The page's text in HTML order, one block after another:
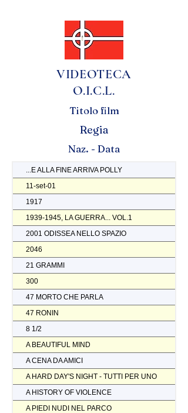
VIDEOTECA
O.I.C.L.
Titolo film
Regia
Naz. - Data
...E ALLA FINE ARRIVA POLLY
11-set-01
1917
1939-1945, LA GUERRA... VOL.1
2001 ODISSEA NELLO SPAZIO
2046
21 GRAMMI
300
47 MORTO CHE PARLA
47 RONIN
8 1/2
A BEAUTIFUL MIND
A CENA DA AMICI
A HARD DAY'S NIGHT - TUTTI PER UNO
A HISTORY OF VIOLENCE
A PIEDI NUDI NEL PARCO